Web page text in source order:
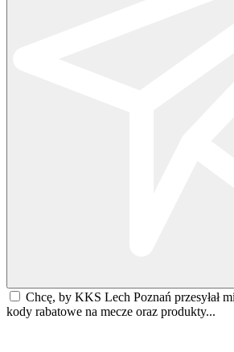
Chcę, by KKS Lech Poznań przesyłał
kody rabatowe na mecze oraz produkty...